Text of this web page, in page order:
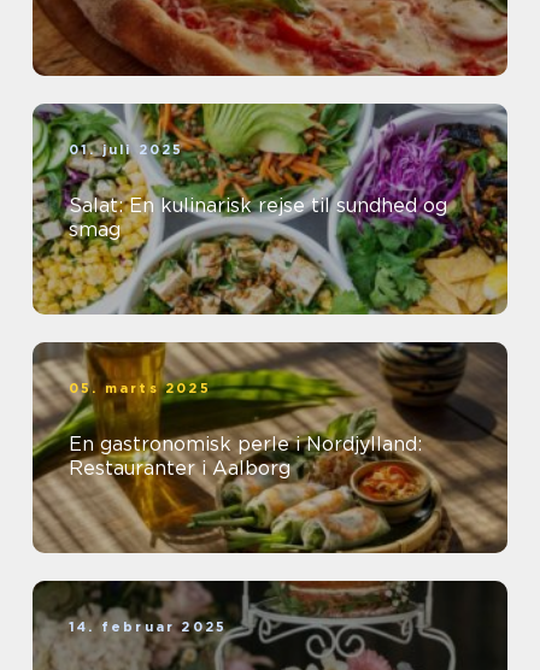
01. juli 2025
Salat: En kulinarisk rejse til sundhed og
smag
05. marts 2025
En gastronomisk perle i Nordjylland:
Restauranter i Aalborg
14. februar 2025